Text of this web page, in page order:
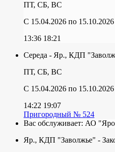
ПТ, СБ, ВС
C 15.04.2026 по 15.10.2026
13:36 18:21
Середа - Яр., КДП
ПТ, СБ, ВС
C 15.04.2026 по 15.10.2026
14:22 19:07
Пригородный № 524
Вас обслуживает: АО
Яр., КДП "Заволжье" -